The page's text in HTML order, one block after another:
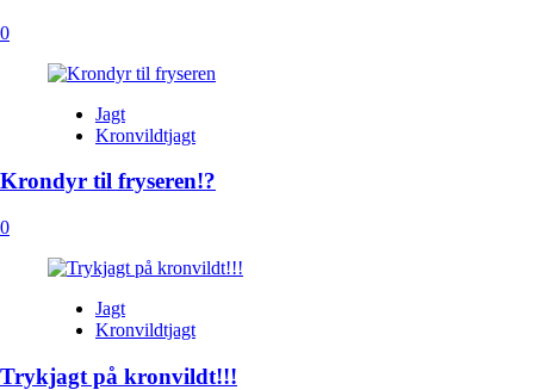
0
Jagt
Kronvildtjagt
Krondyr til fryseren!?
0
Jagt
Kronvildtjagt
Trykjagt på kronvildt!!!